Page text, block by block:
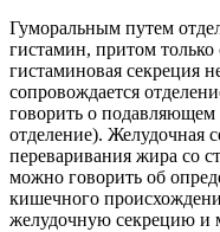
Гуморальным путем
гистамин, притом
гистаминовая секреция
сопровождается
говорить о
отделение). Желудочная
переваривания жира со
можно говорить об
кишечного
желудочную секрецию и